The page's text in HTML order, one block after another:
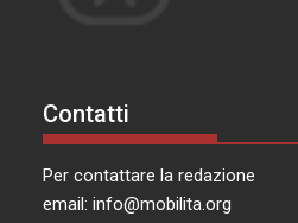
Contatti
Per contattare la redazione
email:info@mobilita.org